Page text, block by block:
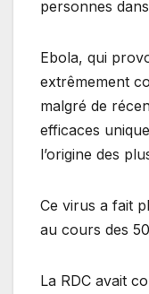
personnes
Ebola, qui
extrêmement
malgré de
efficaces
l’origine des
Ce virus a fait
au cours des
La RDC avait